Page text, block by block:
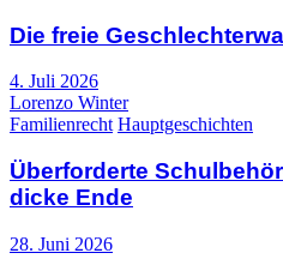
Die freie
4. Juli 2026
Lorenzo Winter
Familienrecht Hauptgeschichten
Überforderte
dicke Ende
28. Juni 2026